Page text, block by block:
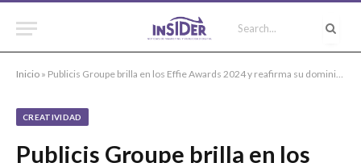
Inicio » Publicis Groupe brilla en los Effie Awards 2024 y reafirma su dominio en la publicidad
CREATIVIDAD
Publicis Groupe brilla en los